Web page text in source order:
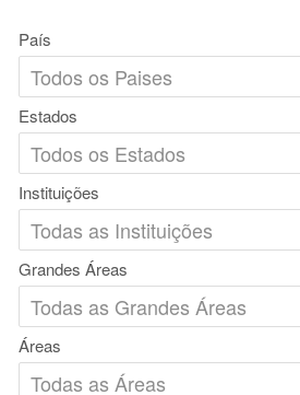
País
Estados
Instituições
Grandes Áreas
Áreas